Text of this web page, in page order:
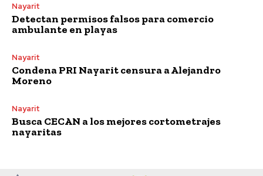
Nayarit
Detectan permisos falsos para comercio
ambulante en playas
Nayarit
Condena PRI Nayarit censura a Alejandro
Moreno
Nayarit
Busca CECAN a los mejores cortometrajes
nayaritas